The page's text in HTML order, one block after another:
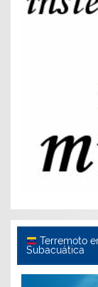
Terremoto
Subacuática